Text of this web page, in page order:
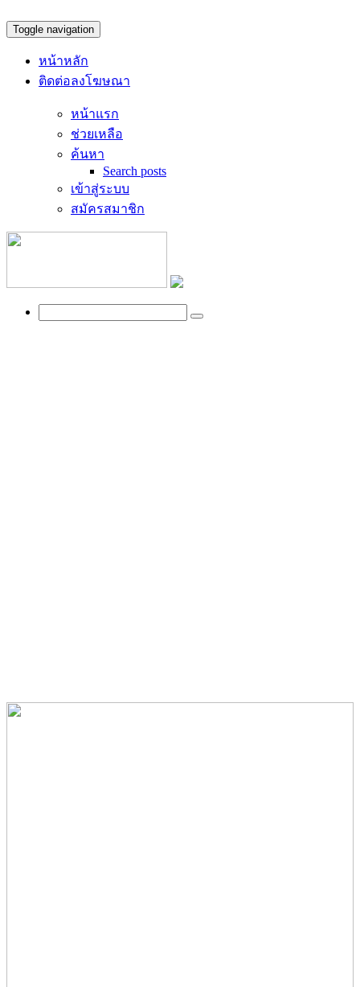
Toggle navigation
หน้าหลัก
ติดต่อลงโฆษณา
หน้าแรก
ช่วยเหลือ
ค้นหา
Search posts
เข้าสู่ระบบ
สมัครสมาชิก